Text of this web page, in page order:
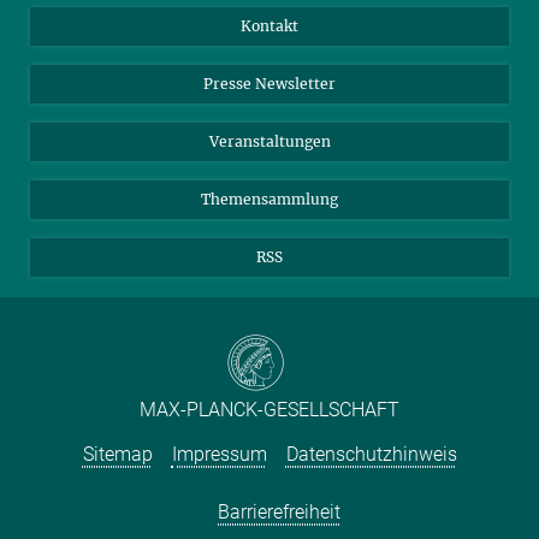
Meldestelle Fehlverhalten
YouTube
Kontakt
Presse Newsletter
Veranstaltungen
Themensammlung
RSS
MAX-PLANCK-GESELLSCHAFT
Sitemap
Impressum Datenschutzhinweis
Barrierefreiheit